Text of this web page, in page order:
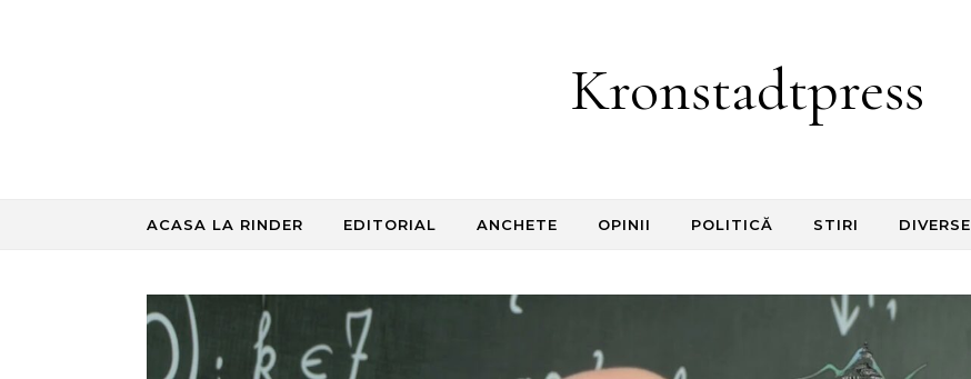
Kronstadtpress
ACASA LA RINDER EDITORIAL ANCHETE OPINII POLITICĂ STIRI DIVERSE